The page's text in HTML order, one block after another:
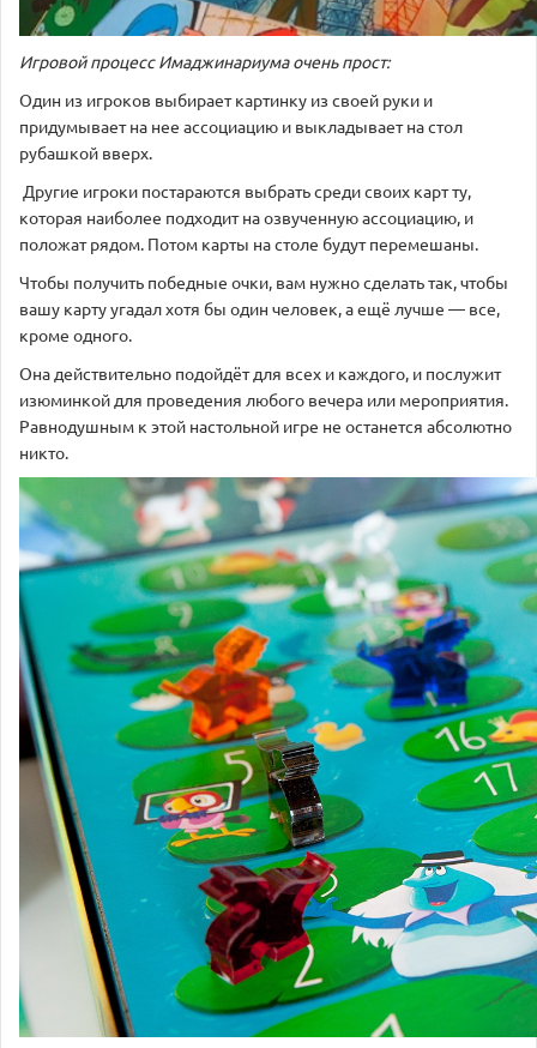
Игровой процесс Имаджинариума очень прост:
Один из игроков выбирает картинку из своей руки и
придумывает на нее ассоциацию и выкладывает на стол
рубашкой вверх.
Другие игроки постараются выбрать среди своих карт ту,
которая наиболее подходит на озвученную ассоциацию, и
положат рядом. Потом карты на столе будут перемешаны.
Чтобы получить победные очки, вам нужно сделать так, чтобы
вашу карту угадал хотя бы один человек, а ещё лучше — все,
кроме одного.
Она действительно подойдёт для всех и каждого, и послужит
изюминкой для проведения любого вечера или мероприятия.
Равнодушным к этой настольной игре не останется абсолютно
никто.